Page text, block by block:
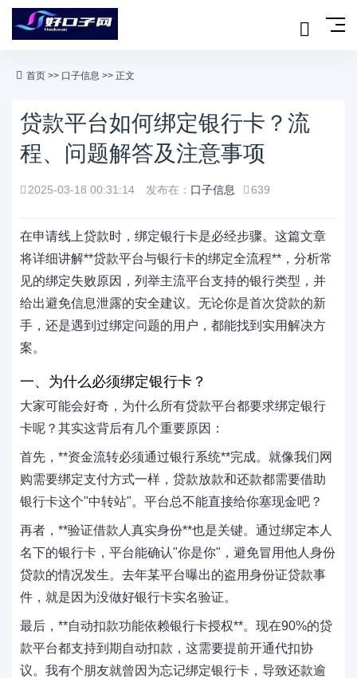
首页 >> 口子信息 >> 正文
贷款平台如何绑定银行卡？流
程、问题解答及注意事项
2025-03-18 00:31:14 发布在： 口子信息 639
在申请线上贷款时，绑定银行卡是必经步骤。这篇文章
将详细讲解‌**贷款平台与银行卡的绑定全流程**‌，分析常
见的绑定失败原因，列举主流平台支持的银行类型，并
给出避免信息泄露的安全建议。无论你是首次贷款的新
手，还是遇到过绑定问题的用户，都能找到实用解决方
案。
一、为什么必须绑定银行卡？
大家可能会好奇，为什么所有贷款平台都要求绑定银行
卡呢？其实这背后有几个重要原因：
首先，‌**资金流转必须通过银行系统**‌完成。就像我们网
购需要绑定支付方式一样，贷款放款和还款都需要借助
银行卡这个"中转站"。平台总不能直接给你塞现金吧？
再者，‌**验证借款人真实身份**‌也是关键。通过绑定本人
名下的银行卡，平台能确认"你是你"，避免冒用他人身份
贷款的情况发生。去年某平台曝出的盗用身份证贷款事
件，就是因为没做好银行卡实名验证。
最后，‌**自动扣款功能依赖银行卡授权**‌。现在90%的贷
款平台都支持到期自动扣款，这需要提前开通代扣协
议。我有个朋友就曾因为忘记绑定银行卡，导致还款逾